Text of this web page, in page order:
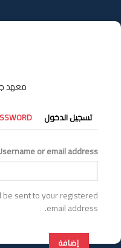
إلى
المحتوى
معهد
التبويبات
الأساسية
تسجيل الدخول
or email address
sent to your registered
email address.